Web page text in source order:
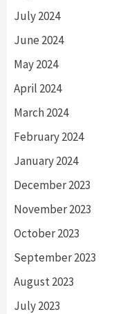
July 2024
June 2024
May 2024
April 2024
March 2024
February 2024
January 2024
December 2023
November 2023
October 2023
September 2023
August 2023
July 2023